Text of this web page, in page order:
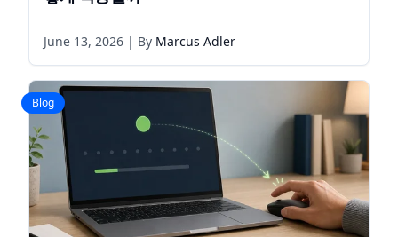
June 13, 2026 | By Marcus Adler
Blog